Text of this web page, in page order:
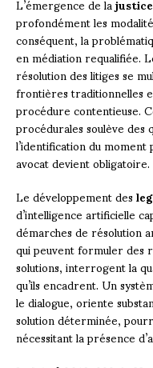
profondément les
conséquent, la
en médiation requalifiée.
résolution des litiges se
frontières traditionnelles
procédure contentieuse.
procédurales soulève
l’identification du
avocat devient obligatoire.
Le développement des
d’intelligence artificielle
démarches de résolution
qui peuvent formuler des
solutions, interrogent la
qu’ils encadrent. Un
le dialogue, oriente
solution déterminée,
nécessitant la présence